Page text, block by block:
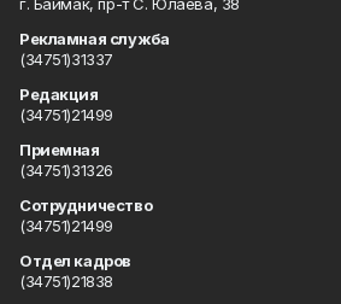
Рекламная служба
(34751)31337
Редакция
(34751)21499
Приемная
(34751)31326
Сотрудничество
(34751)21499
Отдел кадров
(34751)21838